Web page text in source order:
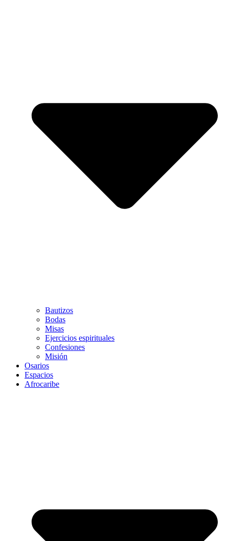
Bautizos
Bodas
Misas
Ejercicios espirituales
Confesiones
Misión
Osarios
Espacios
Afrocaribe